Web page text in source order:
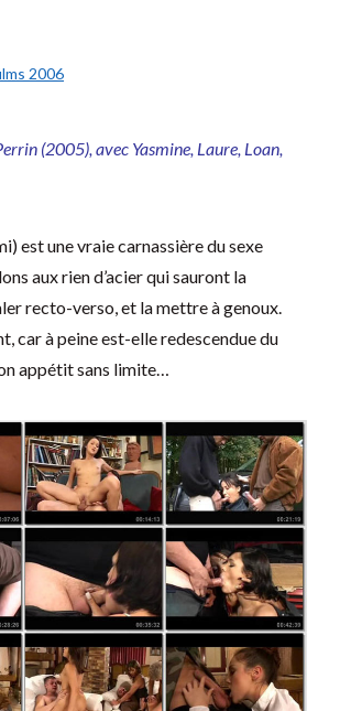
2006
(2005), avec Yasmine, Laure, Loan,
est une vraie carnassière du sexe
aux rien d’acier qui sauront la
recto-verso, et la mettre à genoux.
car à peine est-elle redescendue du
appétit sans limite…